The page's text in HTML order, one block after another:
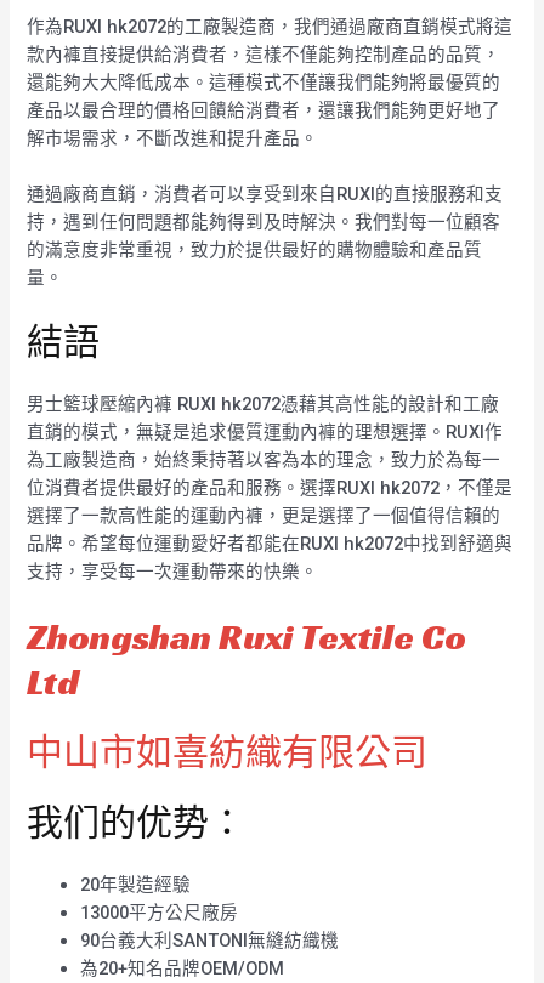
作為RUXI hk2072的工廠製造商，我們通過廠商直銷模式將這
款內褲直接提供給消費者，這樣不僅能夠控制產品的品質，
還能夠大大降低成本。這種模式不僅讓我們能夠將最優質的
產品以最合理的價格回饋給消費者，還讓我們能夠更好地了
解市場需求，不斷改進和提升產品。
通過廠商直銷，消費者可以享受到來自RUXI的直接服務和支
持，遇到任何問題都能夠得到及時解決。我們對每一位顧客
的滿意度非常重視，致力於提供最好的購物體驗和產品質
量。
結語
男士籃球壓縮內褲 RUXI hk2072憑藉其高性能的設計和工廠
直銷的模式，無疑是追求優質運動內褲的理想選擇。RUXI作
為工廠製造商，始終秉持著以客為本的理念，致力於為每一
位消費者提供最好的產品和服務。選擇RUXI hk2072，不僅是
選擇了一款高性能的運動內褲，更是選擇了一個值得信賴的
品牌。希望每位運動愛好者都能在RUXI hk2072中找到舒適與
支持，享受每一次運動帶來的快樂。
Zhongshan Ruxi Textile Co
Ltd
中山市如喜紡織有限公司
我们的优势：
20年製造經驗
13000平方公尺廠房
90台義大利SANTONI無縫紡織機
為20+知名品牌OEM/ODM